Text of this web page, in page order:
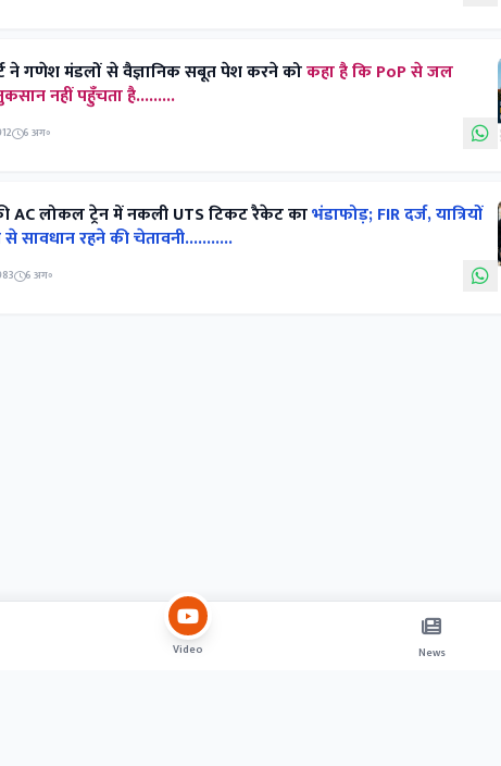
ने गणेश मंडलों से वैज्ञानिक सबूत पेश करने कोकहा है कि PoP से जल
नहीं पहुँचता है.........
6 अग॰
AC लोकल ट्रेन में नकली UTS टिकट रैकेट काभंडाफोड़; FIR दर्ज, यात्रियों
से सावधान रहने की चेतावनी...........
6 अग॰
Video News